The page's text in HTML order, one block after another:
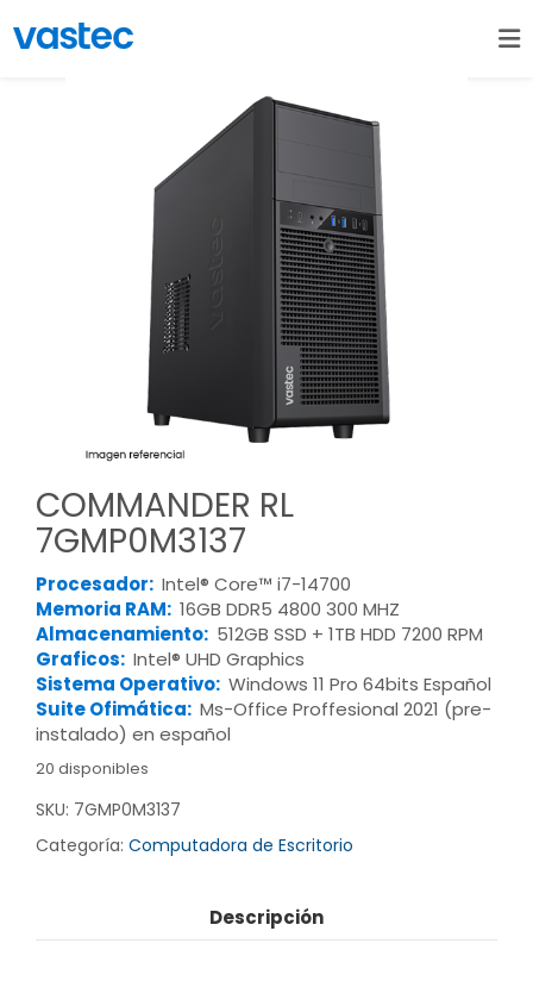
COMMANDER RL
7GMP0M3137
Procesador: Intel® Core™ i7-14700
Memoria RAM: 16GB DDR5 4800 300 MHZ
Almacenamiento: 512GB SSD + 1TB HDD 7200 RPM
Graficos: Intel® UHD Graphics
Sistema Operativo: Windows 11 Pro 64bits Español
Suite Ofimática: Ms-Office Proffesional 2021 (pre-
instalado) en español
20 disponibles
SKU: 7GMP0M3137
Categoría: Computadora de Escritorio
Descripción